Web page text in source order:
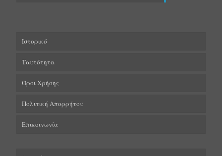
Ιστορικό
Ταυτότητα
Όροι Χρήσης
Πολιτική Απορρήτου
Επικοινωνία